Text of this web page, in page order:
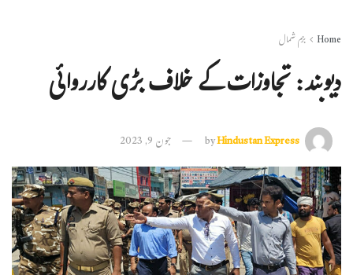
Home بزم شمال
دیوبند: تجاوزات کے خلاف بڑی کارروائی
byHindustan Express جون 9, 2023